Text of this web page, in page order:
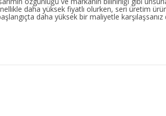
daha yüksek fiyatlı olurken, seri üretim
daha yüksek bir maliyetle karşılaşsanız